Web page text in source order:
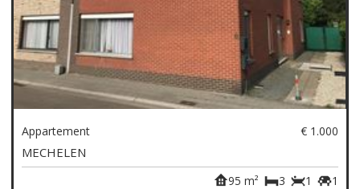
Appartement € 1.000
MECHELEN
1
1
3
95 m²